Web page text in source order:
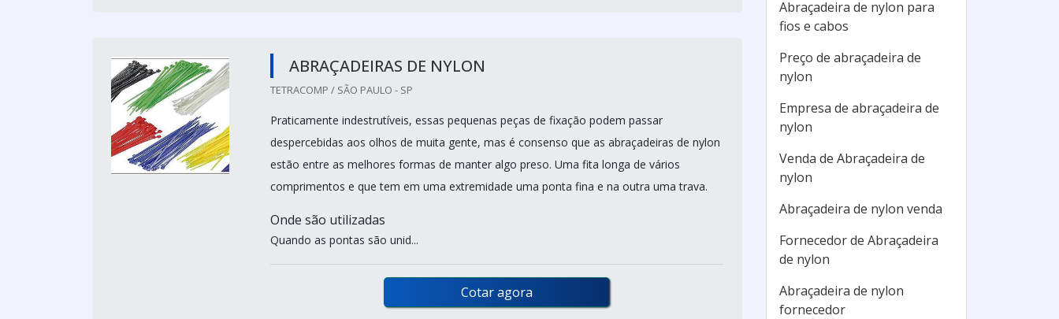
ABRAÇADEIRAS DE NYLON
TETRACOMP / SÃO PAULO - SP
Praticamente indestrutíveis, essas pequenas peças de fixação podem passar
despercebidas aos olhos de muita gente, mas é consenso que as abraçadeiras de nylon
estão entre as melhores formas de manter algo preso. Uma fita longa de vários
comprimentos e que tem em uma extremidade uma ponta fina e na outra uma trava.
Onde são utilizadas
Quando as pontas são unid...
Cotar agora
Abraçadeira de nylon para
fios e cabos
Preço de abraçadeira de
nylon
Empresa de abraçadeira de
nylon
Venda de Abraçadeira de
nylon
Abraçadeira de nylon venda
Fornecedor de Abraçadeira
de nylon
Abraçadeira de nylon
fornecedor